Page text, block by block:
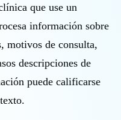
que use un
información sobre
motivos de consulta,
descripciones de
puede calificarse